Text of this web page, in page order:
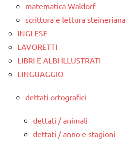
matematica Waldorf
scrittura e lettura steineriana
INGLESE
LAVORETTI
LIBRI E ALBI ILLUSTRATI
LINGUAGGIO
dettati ortografici
dettati / animali
dettati / anno e stagioni